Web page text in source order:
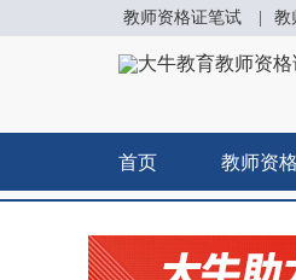
教师资格证笔试 教
首页 教师资